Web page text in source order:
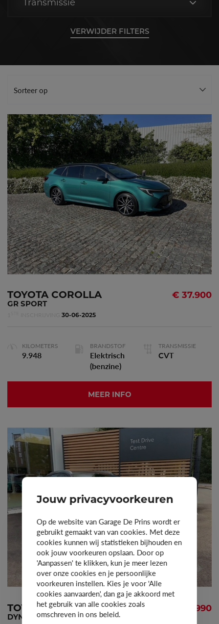
Transmissie
VERWIJDER FILTERS
TOYOTA COROLLA
GR SPORT
30-06-2025
€ 37.900
KILOMETERS
9.948
BRANDSTOF
Elektrisch
(benzine)
TRANSMISSIE
CVT
MEER INFO
TOYOTA COROLLA
DYNAMIC
€ 21.990
Jouw privacyvoorkeuren
Op de website van Garage De Prins wordt er
gebruikt gemaakt van van cookies. Met deze
cookies kunnen wij statistieken bijhouden en
ook jouw voorkeuren opslaan. Door op
'Aanpassen' te klikken, kun je meer lezen
over onze cookies en je persoonlijke
voorkeuren instellen. Kies je voor 'Alle
cookies aanvaarden', dan ga je akkoord met
het gebruik van alle cookies zoals
omschreven in ons beleid.